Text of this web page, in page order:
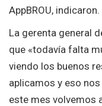
AppBROU, indicaron.
La gerenta general
que «todavía falta
viendo los buenos
aplicamos y eso
este mes volvemos